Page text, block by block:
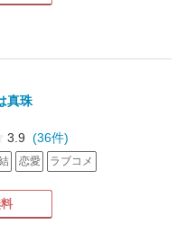
真珠
3.9 (36件)
恋愛 ラブコメ